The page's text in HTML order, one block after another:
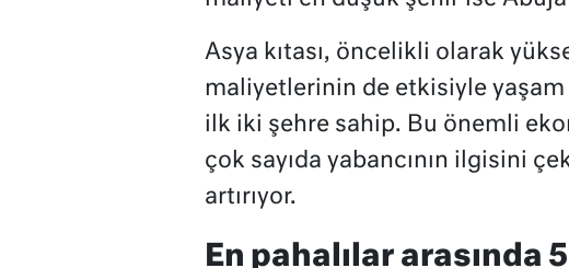
Asya kıtası, öncelikli olarak
maliyetlerinin de etkisiyle
ilk iki şehre sahip. Bu önemli
çok sayıda yabancının ilgisini
artırıyor.
En pahalılar arasında